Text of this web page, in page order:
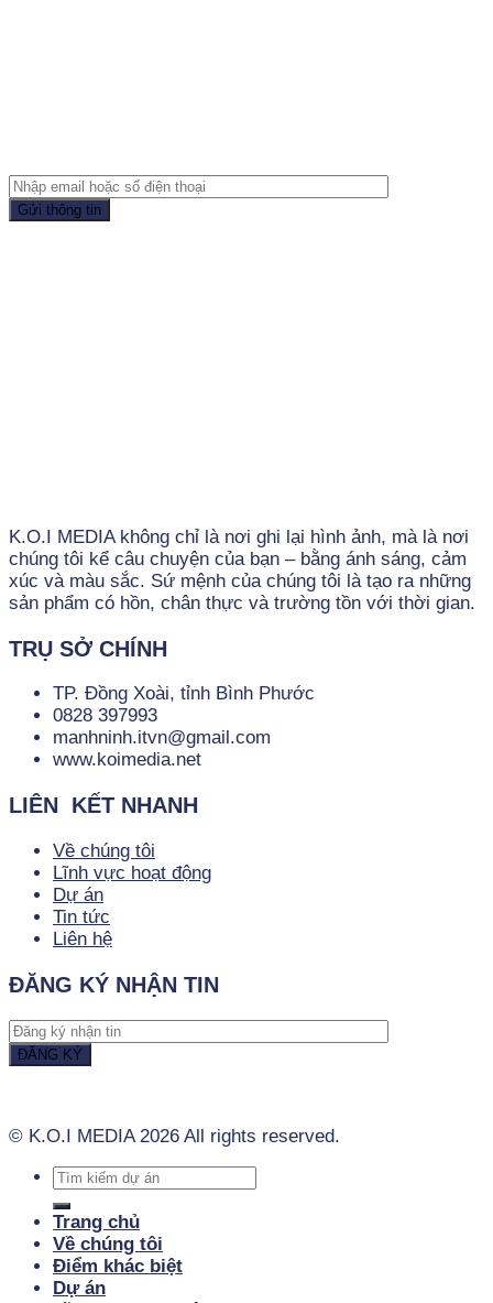
K.O.I MEDIA không chỉ là nơi ghi lại hình ảnh, mà là nơi
chúng tôi kể câu chuyện của bạn – bằng ánh sáng, cảm
xúc và màu sắc. Sứ mệnh của chúng tôi là tạo ra những
sản phẩm có hồn, chân thực và trường tồn với thời gian.
TRỤ SỞ CHÍNH
TP. Đồng Xoài, tỉnh Bình Phước
0828 397993
manhninh.itvn@gmail.com
www.koimedia.net
LIÊN KẾT NHANH
Về chúng tôi
Lĩnh vực hoạt động
Dự án
Tin tức
Liên hệ
ĐĂNG KÝ NHẬN TIN
© K.O.I MEDIA 2026 All rights reserved.
Trang chủ
Về chúng tôi
Điểm khác biệt
Dự án